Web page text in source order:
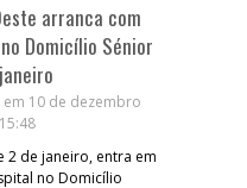
arranca com
Domicílio Sénior
em 10 de dezembro
2 de janeiro, entra em
no Domicílio